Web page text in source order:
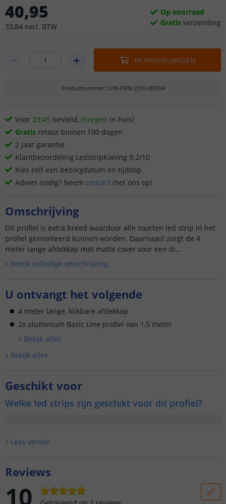
40,95
33,84 excl. BTW
Op voorraad
Gratis verzending
IN WINKELWAGEN
Productnummer: LPK-PRBL2310-IBST04
Voor 23:45 besteld, morgen in huis!
Gratis retour binnen 100 dagen
2 jaar garantie
Klantbeoordeling LedstripKoning 9.2/10
Kies zelf een bezorgdatum en tijdstip
Advies nodig? Neem contact met ons op!
Omschrijving
Dit profiel is extra breed waardoor alle soorten led strip in het
profiel gemonteerd kunnen worden. Daarnaast zorgt de 4
meter lange afdekkap met matte cover voor een di...
Bekijk volledige omschrijving
U ontvangt het volgende
4 meter lange, klikbare afdekkap
2x aluminium Basic Line profiel van 1,5 meter
Bekijk alles
Bekijk alles
Geschikt voor
Welke led strips zijn geschikt voor dit profiel?
Lees verder
Reviews
10